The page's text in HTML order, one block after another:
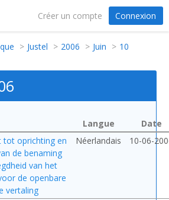
Créer un compte Connexion
Justel 2006 Juin 10
Langue
Date
tot oprichting en
de benaming
van het
de openbare
vertaling
Néerlandais 10-06-